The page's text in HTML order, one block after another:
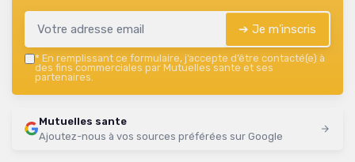
➔ Je m'inscris
* En remplissant ce formulaire, j’accepte d’être contacté(e) à
des fins commerciales par Mutuelles sante et ses
partenaires.
Mutuelles sante
Ajoutez-nous à vos sources préférées sur Google